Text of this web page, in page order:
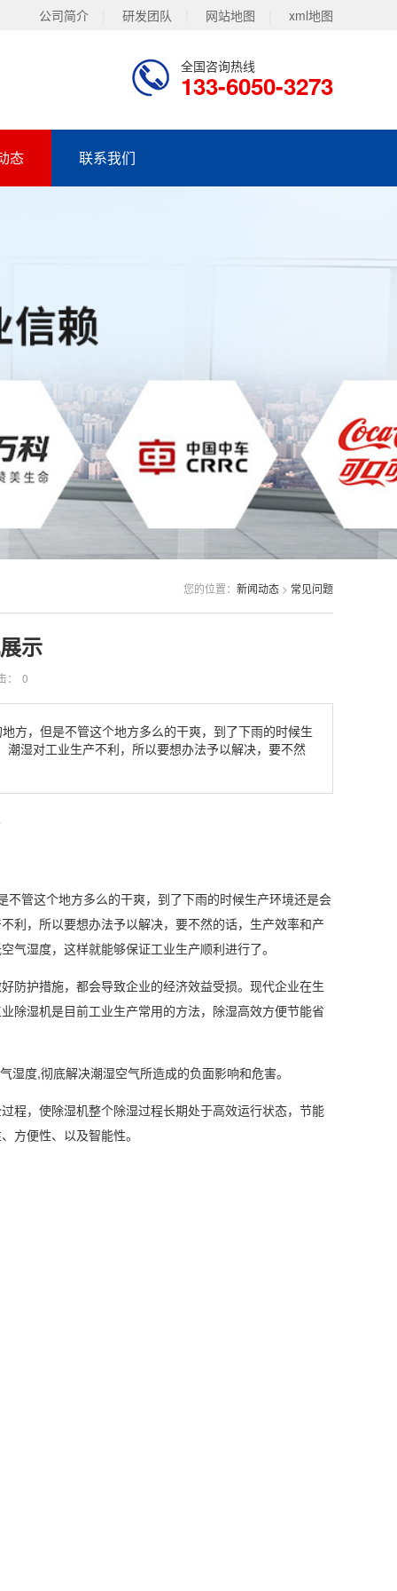
公司简介 研发团队 网站地图 xml地图
全国咨询热线
133-6050-3273
态 联系我们
您的位置： 新闻动态 > 常见问题
示
0
方，但是不管这个地方多么的干爽，到了下雨的时候生
湿对工业生产不利，所以要想办法予以解决，要不然
管这个地方多么的干爽，到了下雨的时候生产环境还是会
利，所以要想办法予以解决，要不然的话，生产效率和产
空气湿度，这样就能够保证工业生产顺利进行了。
护措施，都会导致企业的经济效益受损。现代企业在生
除湿机是目前工业生产常用的方法，除湿高效方便节能省
度,彻底解决潮湿空气所造成的负面影响和危害。
程，使除湿机整个除湿过程长期处于高效运行状态，节能
方便性、以及智能性。